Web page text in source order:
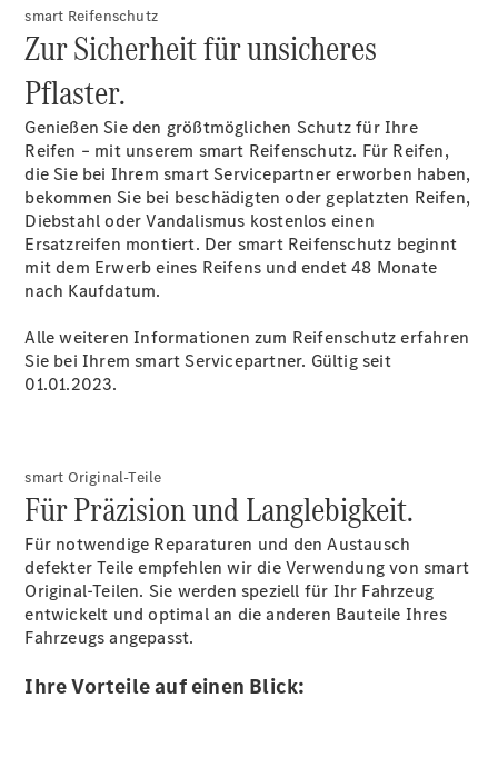
EQS
Limousine
E-Klasse
Limousine
S-Klasse
S-Klasse
Limousine
lang
Mercedes-
Maybach S-
Klasse
Online
Store
SUV & Geländewagen
Alle SUVs
EQA
Elektrisch
EQE
SUV
Elektrisch
SUV
Elektrisch
smart Reifenschutz
Zur Sicherheit für unsicheres
Pflaster.
Genießen Sie den größtmöglichen Schutz für Ihre
Reifen – mit unserem smart Reifenschutz. Für Reifen,
die Sie bei Ihrem smart Servicepartner erworben haben,
bekommen Sie bei beschädigten oder geplatzten Reifen,
Diebstahl oder Vandalismus kostenlos einen
Ersatzreifen montiert. Der smart Reifenschutz beginnt
mit dem Erwerb eines Reifens und endet 48 Monate
nach Kaufdatum.
Alle weiteren Informationen zum Reifenschutz erfahren
Sie bei Ihrem smart Servicepartner. Gültig seit
01.01.2023.
smart Original-Teile
Für Präzision und Langlebigkeit.
Für notwendige Reparaturen und den Austausch
defekter Teile empfehlen wir die Verwendung von smart
Original-Teilen. Sie werden speziell für Ihr Fahrzeug
entwickelt und optimal an die anderen Bauteile Ihres
Fahrzeugs angepasst.
Ihre Vorteile auf einen Blick: